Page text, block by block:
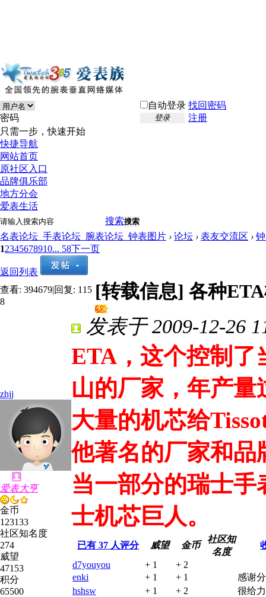
自动登录 找回密码
密码
登录
注册
只需一步，快速开始
快捷导航
网站首页
原社区入口
品牌俱乐部
地方分会
爱表生活
搜索搜索
名表论坛_手表论坛_腕表论坛_钟表图片 › 论坛 › 表友交流区 ›
12345678910... 58下一页
返回列表
查看: 394679|回复: 115
8
[转载信息] 各种
zhjj
爱表大亨
金币
123133
社区知名度
274
威望
47153
积分
65500
发表于 2009-12-26
ETA，这个控制了
山的厂家，年产
大量的机芯给
他著名的厂家和品
当一部分的瑞士
士机芯巨人。
已有 37 人评分 威望 金币
社区知
名度
d7youyou
+ 1
+ 2
enki
+ 1 + 1
感谢
hshsw
+ 1 + 2
很给